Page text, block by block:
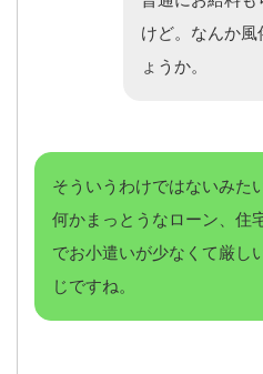
けど。なんか風
ょうか。
そういうわけではないみた
何かまっとうなローン、住
でお小遣いが少なくて厳し
じですね。